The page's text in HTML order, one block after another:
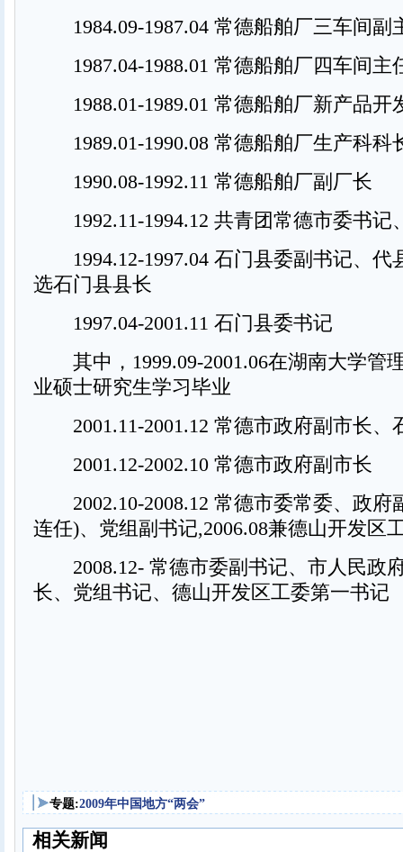
1984.09-1987.04 常德船舶厂三车间副
1987.04-1988.01 常德船舶厂四车间主
1988.01-1989.01 常德船舶厂新产品开
1989.01-1990.08 常德船舶厂生产科科
1990.08-1992.11 常德船舶厂副厂长
1992.11-1994.12 共青团常德市委书记
1994.12-1997.04 石门县委副书记、代
选石门县县长
1997.04-2001.11 石门县委书记
其中，1999.09-2001.06在湖南大学管
业硕士研究生学习毕业
2001.11-2001.12 常德市政府副市长、
2001.12-2002.10 常德市政府副市长
2002.10-2008.12 常德市委常委、政府
连任)、党组副书记,2006.08兼德山开发区
2008.12- 常德市委副书记、市人民政
长、党组书记、德山开发区工委第一书记
专题:2009年中国地方“两会”
相关新闻